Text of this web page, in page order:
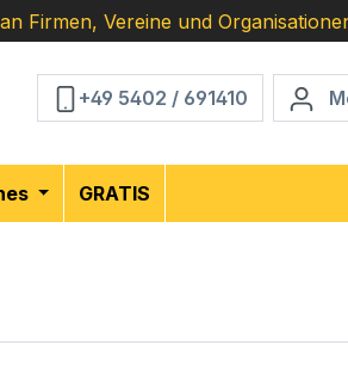
Firmen, Vereine und
+49 5402 / 691410
GRATIS